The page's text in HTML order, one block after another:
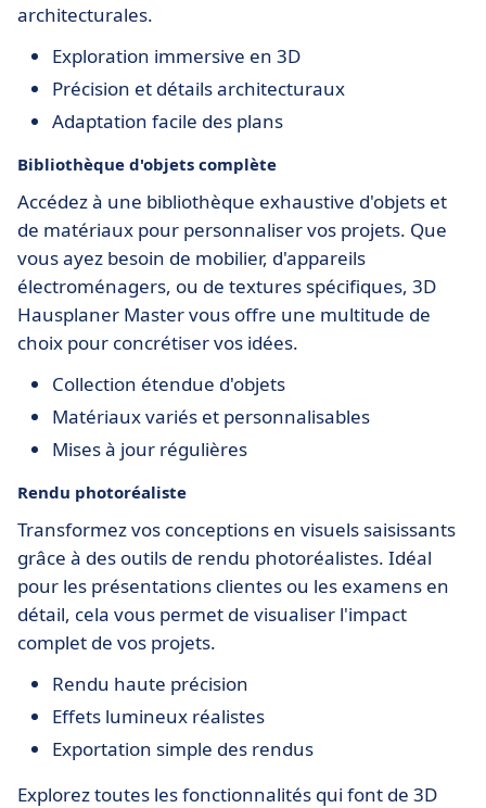
architecturales.
Exploration immersive en 3D
Précision et détails architecturaux
Adaptation facile des plans
Bibliothèque d'objets complète
Accédez à une bibliothèque exhaustive d'objets et
de matériaux pour personnaliser vos projets. Que
vous ayez besoin de mobilier, d'appareils
électroménagers, ou de textures spécifiques, 3D
Hausplaner Master vous offre une multitude de
choix pour concrétiser vos idées.
Collection étendue d'objets
Matériaux variés et personnalisables
Mises à jour régulières
Rendu photoréaliste
Transformez vos conceptions en visuels saisissants
grâce à des outils de rendu photoréalistes. Idéal
pour les présentations clientes ou les examens en
détail, cela vous permet de visualiser l'impact
complet de vos projets.
Rendu haute précision
Effets lumineux réalistes
Exportation simple des rendus
Explorez toutes les fonctionnalités qui font de 3D